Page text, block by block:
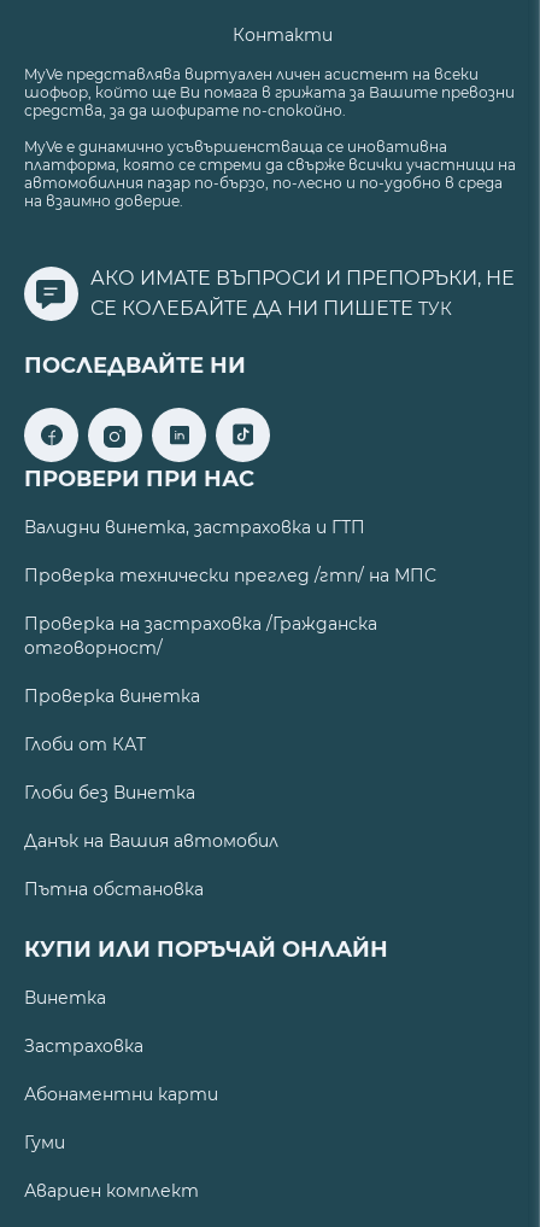
Контакти
MyVe представлява виртуален личен асистент на всеки
шофьор, който ще Ви помага в грижата за Вашите превозни
средства, за да шофирате по-спокойно.
MyVe е динамично усъвършенстваща се иновативна
платформа, която се стреми да свърже всички участници на
автомобилния пазар по-бързо, по-лесно и по-удобно в среда
на взаимно доверие.
АКО ИМАТЕ ВЪПРОСИ И ПРЕПОРЪКИ, НЕ
СЕ КОЛЕБАЙТЕ ДА НИ ПИШЕТЕ ТУК
ПОСЛЕДВАЙТЕ НИ
ПРОВЕРИ ПРИ НАС
Валидни винетка, застраховка и ГТП
Проверка технически преглед /гтп/ на МПС
Проверка на застраховка /Гражданска
отговорност/
Проверка винетка
Глоби от КАТ
Глоби без Винетка
Данък на Вашия автомобил
Пътна обстановка
КУПИ ИЛИ ПОРЪЧАЙ ОНЛАЙН
Винетка
Застраховка
Абонаментни карти
Гуми
Авариен комплект